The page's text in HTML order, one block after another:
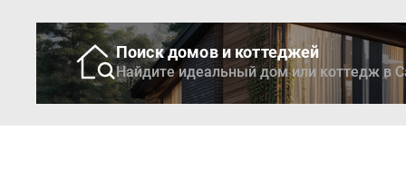
Поиск домов и коттеджей
Найдите идеальный дом или коттедж в